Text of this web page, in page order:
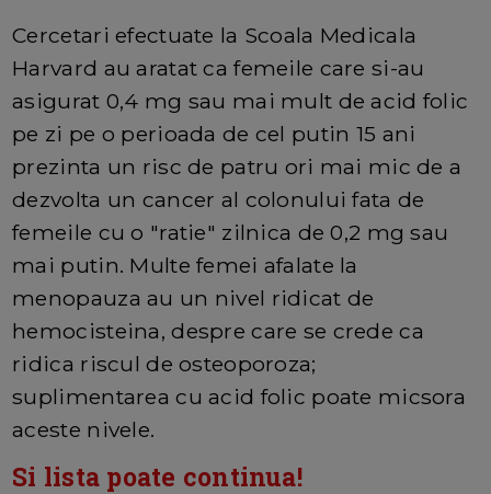
Cercetari efectuate la Scoala Medicala
Harvard au aratat ca femeile care si-au
asigurat 0,4 mg sau mai mult de acid folic
pe zi pe o perioada de cel putin 15 ani
prezinta un risc de patru ori mai mic de a
dezvolta un cancer al colonului fata de
femeile cu o "ratie" zilnica de 0,2 mg sau
mai putin. Multe femei afalate la
menopauza au un nivel ridicat de
hemocisteina, despre care se crede ca
ridica riscul de osteoporoza;
suplimentarea cu acid folic poate micsora
aceste nivele.
Si lista poate continua!